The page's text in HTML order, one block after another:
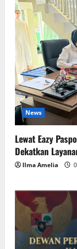
News
Lewat Eazy
Dekatkan
Ilma Amelia